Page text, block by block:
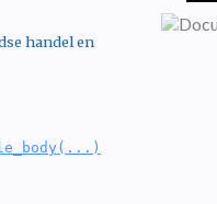
handel en